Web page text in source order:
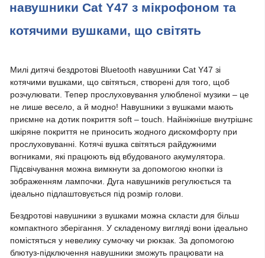
навушники Cat Y47 з мікрофоном та
котячими вушками, що світять
Милі дитячі бездротові Bluetooth навушники Cat Y47 зі
котячими вушками, що світяться, створені для того, щоб
розчулювати. Тепер прослуховування улюбленої музики – це
не лише весело, а й модно! Навушники з вушками мають
приємне на дотик покриття soft – touch. Найніжніше внутрішнє
шкіряне покриття не приносить жодного дискомфорту при
прослуховуванні. Котячі вушка світяться райдужними
вогниками, які працюють від вбудованого акумулятора.
Підсвічування можна вимкнути за допомогою кнопки із
зображенням лампочки. Дуга навушників регулюється та
ідеально підлаштовується під розмір голови.
Бездротові навушники з вушками можна скласти для більш
компактного зберігання. У складеному вигляді вони ідеально
помістяться у невелику сумочку чи рюкзак. За допомогою
блютуз-підключення навушники зможуть працювати на